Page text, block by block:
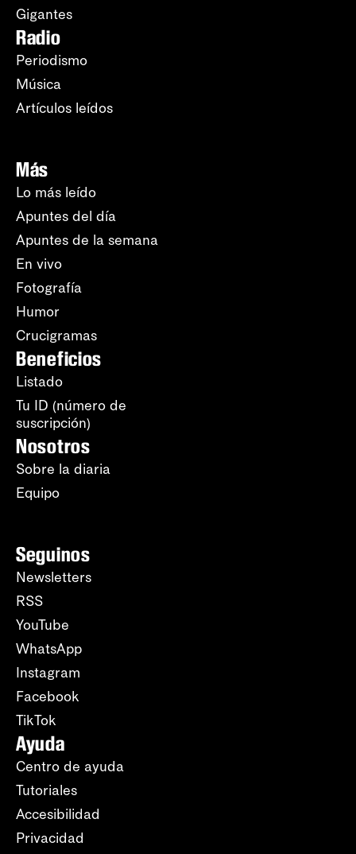
Gigantes
Radio
Periodismo
Música
Artículos leídos
Más
Lo más leído
Apuntes del día
Apuntes de la semana
En vivo
Fotografía
Humor
Crucigramas
Beneficios
Listado
Tu ID (número de
suscripción)
Nosotros
Sobre la diaria
Equipo
Seguinos
Newsletters
RSS
YouTube
WhatsApp
Instagram
Facebook
TikTok
Ayuda
Centro de ayuda
Tutoriales
Accesibilidad
Privacidad